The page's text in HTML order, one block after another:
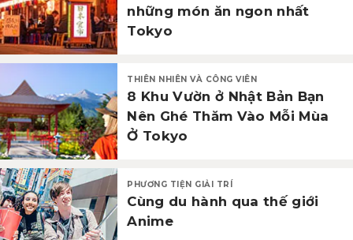
những món ăn ngon nhất
Tokyo
THIÊN NHIÊN VÀ CÔNG VIÊN
8 Khu Vườn ở Nhật Bản Bạn
Nên Ghé Thăm Vào Mỗi Mùa
Ở Tokyo
PHƯƠNG TIỆN GIẢI TRÍ
Cùng du hành qua thế giới
Anime